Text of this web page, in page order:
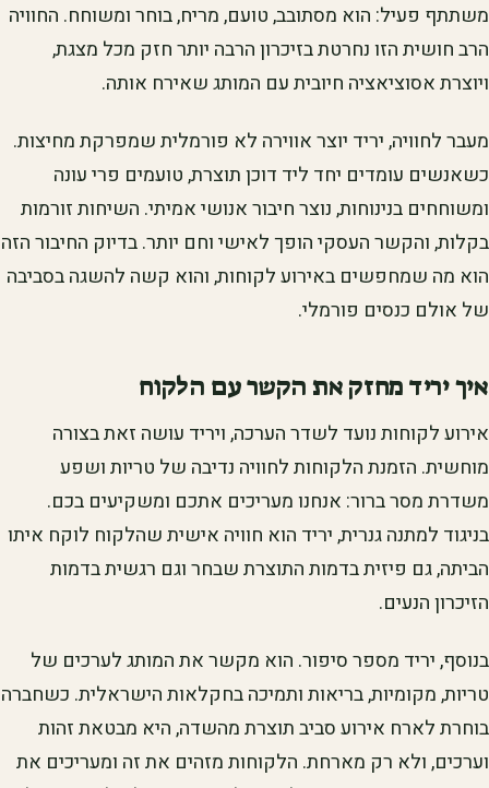
משתתף פעיל: הוא מסתובב, טועם, מריח, בוחר ומשוחח. החוויה
הרב חושית הזו נחרטת בזיכרון הרבה יותר חזק מכל מצגת,
ויוצרת אסוציאציה חיובית עם המותג שאירח אותה.
מעבר לחוויה, יריד יוצר אווירה לא פורמלית שמפרקת מחיצות.
כשאנשים עומדים יחד ליד דוכן תוצרת, טועמים פרי עונה
ומשוחחים בנינוחות, נוצר חיבור אנושי אמיתי. השיחות זורמות
בקלות, והקשר העסקי הופך לאישי וחם יותר. בדיוק החיבור הזה
הוא מה שמחפשים באירוע לקוחות, והוא קשה להשגה בסביבה
של אולם כנסים פורמלי.
איך יריד מחזק את הקשר עם הלקוח
אירוע לקוחות נועד לשדר הערכה, ויריד עושה זאת בצורה
מוחשית. הזמנת הלקוחות לחוויה נדיבה של טריות ושפע
משדרת מסר ברור: אנחנו מעריכים אתכם ומשקיעים בכם.
בניגוד למתנה גנרית, יריד הוא חוויה אישית שהלקוח לוקח איתו
הביתה, גם פיזית בדמות התוצרת שבחר וגם רגשית בדמות
הזיכרון הנעים.
בנוסף, יריד מספר סיפור. הוא מקשר את המותג לערכים של
טריות, מקומיות, בריאות ותמיכה בחקלאות הישראלית. כשחברה
בוחרת לארח אירוע סביב תוצרת מהשדה, היא מבטאת זהות
וערכים, ולא רק מארחת. הלקוחות מזהים את זה ומעריכים את